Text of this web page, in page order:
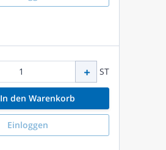
ST
In den Warenkorb
Einloggen